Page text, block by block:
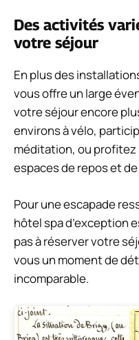
Des activités
votre séjour
En plus des
vous offre un large
votre séjour encore
environs à vélo,
méditation, ou
espaces de repos et
Pour une escapade
hôtel spa d’exception
pas à réserver votre
vous un moment de
incomparable.